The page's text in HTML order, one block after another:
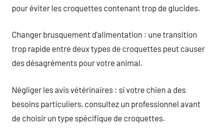
pour éviter les croquettes contenant trop de glucides.
Changer brusquement d’alimentation : une transition
trop rapide entre deux types de croquettes peut causer
des désagréments pour votre animal.
Négliger les avis vétérinaires : si votre chien a des
besoins particuliers, consultez un professionnel avant
de choisir un type spécifique de croquettes.